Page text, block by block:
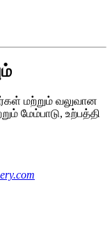
மற்றும் வலுவான
மேம்பாடு, உற்பத்தி